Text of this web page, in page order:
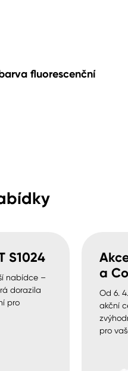
barva fluorescenční
S1024
nabídce –
dorazila
pro
a
Od 6.
akční
pro